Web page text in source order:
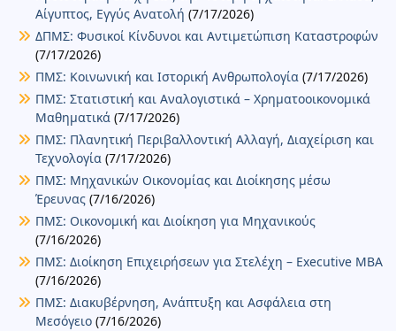
Αίγυπτος, Εγγύς Ανατολή (7/17/2026)
ΔΠΜΣ: Φυσικοί Κίνδυνοι και Αντιμετώπιση Καταστροφών
(7/17/2026)
ΠΜΣ: Κοινωνική και Ιστορική Ανθρωπολογία (7/17/2026)
ΠΜΣ: Στατιστική και Αναλογιστικά – Χρηματοοικονομικά
Μαθηματικά (7/17/2026)
ΠΜΣ: Πλανητική Περιβαλλοντική Αλλαγή, Διαχείριση και
Τεχνολογία (7/17/2026)
ΠΜΣ: Μηχανικών Οικονομίας και Διοίκησης μέσω
Έρευνας (7/16/2026)
ΠΜΣ: Οικονομική και Διοίκηση για Μηχανικούς
(7/16/2026)
ΠΜΣ: Διοίκηση Επιχειρήσεων για Στελέχη – Executive MBA
(7/16/2026)
ΠΜΣ: Διακυβέρνηση, Ανάπτυξη και Ασφάλεια στη
Μεσόγειο (7/16/2026)